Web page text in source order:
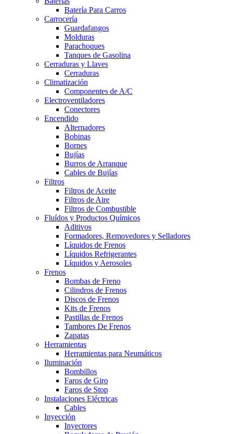
Batería Para Carros
Carrocería
Guardafangos
Molduras
Parachoques
Tanques de Gasolina
Cerraduras y Llaves
Cerraduras
Climatización
Componentes de A/C
Electroventiladores
Conectores
Encendido
Alternadores
Bobinas
Bornes
Bujías
Burros de Arranque
Cables de Bujías
Filtros
Filtros de Aceite
Filtros de Aire
Filtros de Combustible
Fluídos y Productos Químicos
Aditivos
Formadores, Removedores y Selladores
Líquidos de Frenos
Líquidos Refrigerantes
Líquidos y Aerosoles
Frenos
Bombas de Freno
Cilindros de Frenos
Discos de Frenos
Kits de Frenos
Pastillas de Frenos
Tambores De Frenos
Zapatas
Herramientas
Herramientas para Neumáticos
Iluminación
Bombillos
Faros de Giro
Faros de Stop
Instalaciones Eléctricas
Cables
Inyección
Inyectores